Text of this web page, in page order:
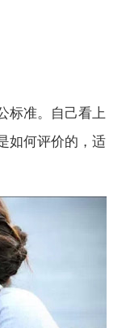
标准。自己看上
如何评价的，适